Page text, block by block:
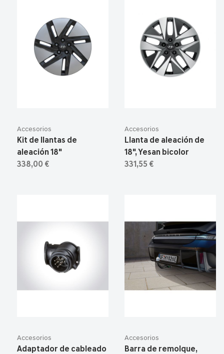
Accesorios
Kit de llantas de
aleación 18"
338,00 €
Accesorios
Llanta de aleación de
18", Yesan bicolor
331,55 €
Accesorios
Adaptador de cableado
Accesorios
Barra de remolque,